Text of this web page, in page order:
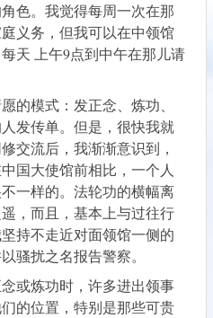
色。我觉得每周一次在那
义务，但我可以在中领馆
天 上午9点到中午在那儿请
的模式：发正念、炼功、
发传单。但是，很快我就
交流后，我渐渐意识到，
国大使馆前相比，一个人
一样的。法轮功的横幅离
，而且，基本上与过往行
持不走近对面领馆一侧的
骚扰之名报告警察。
或炼功时，许多进出领事
的位置，特别是那些可贵